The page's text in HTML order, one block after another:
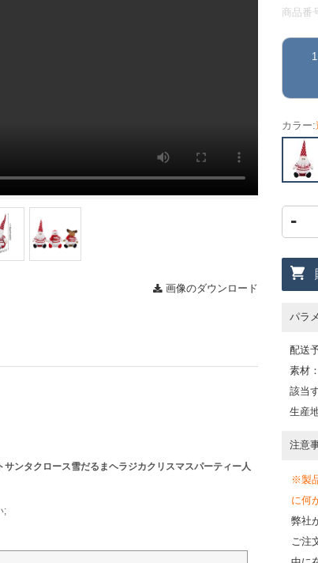
画像のダウンロード
ンタクロース雪だるまヘラジカクリスマスパーティー人
;
商品番
カラー:
-
パラ
配送
素材
該当
生産
注意
※製
に何
弊社
ご注